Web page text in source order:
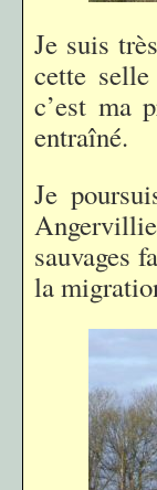
Je suis
cette
c’est ma
entraîné.
Je
sauvages
la